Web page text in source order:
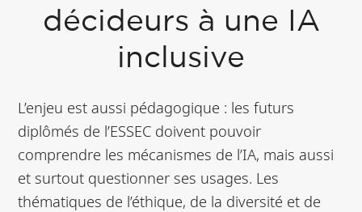
décideurs à une IA
inclusive
L’enjeu est aussi pédagogique : les futurs
diplômés de l’ESSEC doivent pouvoir
comprendre les mécanismes de l’IA, mais aussi
et surtout questionner ses usages. Les
thématiques de l’éthique, de la diversité et de